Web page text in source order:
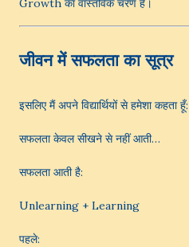
Growth का वास्तविक चरण है।
जीवन में सफलता का सूत्र
इसलिए मैं अपने विद्यार्थियों से हमेशा कहता हूँ:
सफलता केवल सीखने से नहीं आती…
सफलता आती है:
Unlearning + Learning
पहले: